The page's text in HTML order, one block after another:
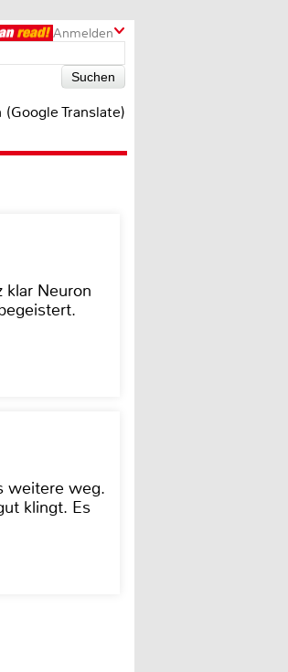
Anmelden
(Google Translate)
klar Neuron
weitere weg.
klingt. Es